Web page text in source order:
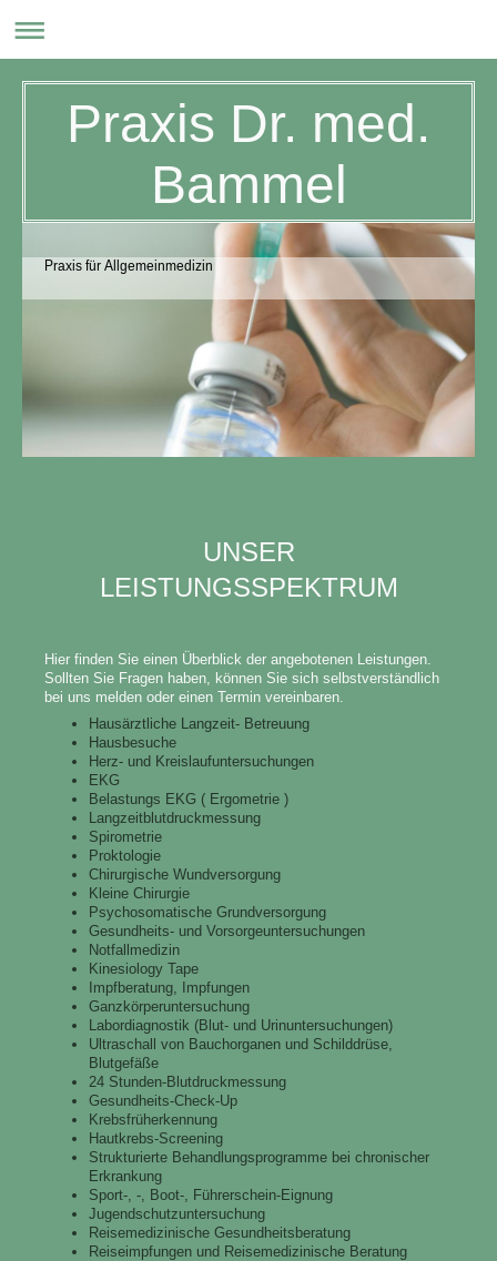
Praxis Dr. med.
Bammel
Praxis für Allgemeinmedizin
UNSER
LEISTUNGSSPEKTRUM
Hier finden Sie einen Überblick der angebotenen Leistungen.
Sollten Sie Fragen haben, können Sie sich selbstverständlich
bei uns melden oder einen Termin vereinbaren.
Hausärztliche Langzeit- Betreuung
Hausbesuche
Herz- und Kreislaufuntersuchungen
EKG
Belastungs EKG ( Ergometrie )
Langzeitblutdruckmessung
Spirometrie
Proktologie
Chirurgische Wundversorgung
Kleine Chirurgie
Psychosomatische Grundversorgung
Gesundheits- und Vorsorgeuntersuchungen
Notfallmedizin
Kinesiology Tape
Impfberatung, Impfungen
Ganzkörperuntersuchung
Labordiagnostik (Blut- und Urinuntersuchungen)
Ultraschall von Bauchorganen und Schilddrüse,
Blutgefäße
24 Stunden-Blutdruckmessung
Gesundheits-Check-Up
Krebsfrüherkennung
Hautkrebs-Screening
Strukturierte Behandlungsprogramme bei chronischer
Erkrankung
Sport-, -, Boot-, Führerschein-Eignung
Jugendschutzuntersuchung
Reisemedizinische Gesundheitsberatung
Reiseimpfungen und Reisemedizinische Beratung